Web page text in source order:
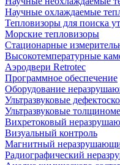
Научные охлаждаемые
Тепловизоры для поиска
Морские тепловизоры
Стационарные
Высокотемпературные
Аэродвери Retrotec
Программное обеспечение
Оборудование
Ультразвуковые
Ультразвуковые
Вихретоковый
Визуальный контроль
Магнитный
Радиографический